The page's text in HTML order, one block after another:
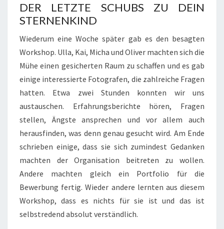
DER LETZTE SCHUBS ZU DEIN
STERNENKIND
Wiederum eine Woche später gab es den besagten
Workshop. Ulla, Kai, Micha und Oliver machten sich die
Mühe einen gesicherten Raum zu schaffen und es gab
einige interessierte Fotografen, die zahlreiche Fragen
hatten. Etwa zwei Stunden konnten wir uns
austauschen. Erfahrungsberichte hören, Fragen
stellen, Ängste ansprechen und vor allem auch
herausfinden, was denn genau gesucht wird. Am Ende
schrieben einige, dass sie sich zumindest Gedanken
machten der Organisation beitreten zu wollen.
Andere machten gleich ein Portfolio für die
Bewerbung fertig. Wieder andere lernten aus diesem
Workshop, dass es nichts für sie ist und das ist
selbstredend absolut verständlich.